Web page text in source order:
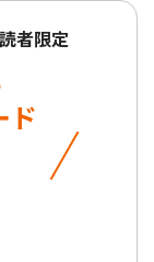
者限定
ド